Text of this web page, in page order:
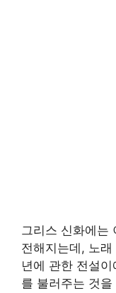
그리스 신화에는
전해지는데, 노
년에 관한 전설
를 불러주는 것